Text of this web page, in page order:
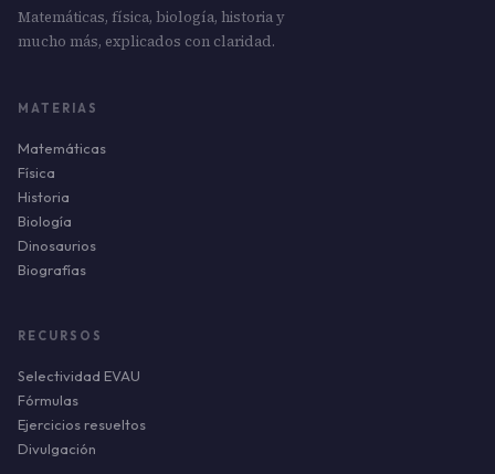
Matemáticas, física, biología, historia y
mucho más, explicados con claridad.
MATERIAS
Matemáticas
Física
Historia
Biología
Dinosaurios
Biografías
RECURSOS
Selectividad EVAU
Fórmulas
Ejercicios resueltos
Divulgación